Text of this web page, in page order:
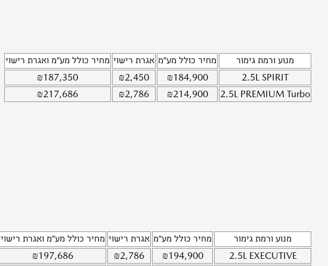
מנוע ורמת גימור מחיר כולל מע"מ אגרת רישוי מחיר כולל מע"מ ואגרת רישוי
2.5L SPIRIT
₪184,900
₪2,450
₪187,350
2.5L PREMIUM Turbo
₪214,900
₪2,786
₪217,686
מנוע ורמת גימור מחיר כולל מע"מ אגרת רישוי מחיר כולל מע"מ ואגרת רישוי
2.5L EXECUTIVE
₪194,900
₪2,786
₪197,686